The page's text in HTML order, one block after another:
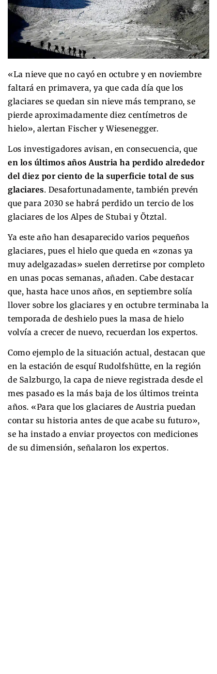
«La nieve que no cayó en octubre y en noviembre
faltará en primavera, ya que cada día que los
glaciares se quedan sin nieve más temprano, se
pierde aproximadamente diez centímetros de
hielo», alertan Fischer y Wiesenegger.
Los investigadores avisan, en consecuencia, que
en los últimos años Austria ha perdido alrededor
del diez por ciento de la superficie total de sus
glaciares. Desafortunadamente, también prevén
que para 2030 se habrá perdido un tercio de los
glaciares de los Alpes de Stubai y Ötztal.
Ya este año han desaparecido varios pequeños
glaciares, pues el hielo que queda en «zonas ya
muy adelgazadas» suelen derretirse por completo
en unas pocas semanas, añaden. Cabe destacar
que, hasta hace unos años, en septiembre solía
llover sobre los glaciares y en octubre terminaba la
temporada de deshielo pues la masa de hielo
volvía a crecer de nuevo, recuerdan los expertos.
Como ejemplo de la situación actual, destacan que
en la estación de esquí Rudolfshütte, en la región
de Salzburgo, la capa de nieve registrada desde el
mes pasado es la más baja de los últimos treinta
años. «Para que los glaciares de Austria puedan
contar su historia antes de que acabe su futuro»,
se ha instado a enviar proyectos con mediciones
de su dimensión, señalaron los expertos.